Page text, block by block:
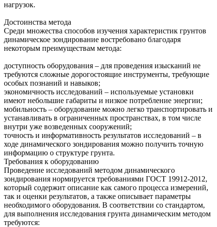
нагрузок.
Достоинства метода
Среди множества способов изучения характеристик грунтов
динамическое зондирование востребовано благодаря
некоторым преимуществам метода:
доступность оборудования – для проведения изысканий не
требуются сложные дорогостоящие инструменты, требующие
особых познаний и навыков;
экономичность исследований – используемые установки
имеют небольшие габариты и низкое потребление энергии;
мобильность – оборудование можно легко транспортировать и
устанавливать в ограниченных пространствах, в том числе
внутри уже возведенных сооружений;
точность и информативность результатов исследований – в
ходе динамического зондирования можно получить точную
информацию о структуре грунта.
Требования к оборудованию
Проведение исследований методом динамического
зондирования нормируется требованиями ГОСТ 19912-2012,
который содержит описание как самого процесса измерений,
так и оценки результатов, а также описывает параметры
необходимого оборудования. В соответствии со стандартом,
для выполнения исследования грунта динамическим методом
требуются: